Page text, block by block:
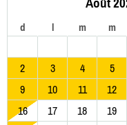
Août
d l m m
2
3 4 5
9
10 11 12
16
17 18 19